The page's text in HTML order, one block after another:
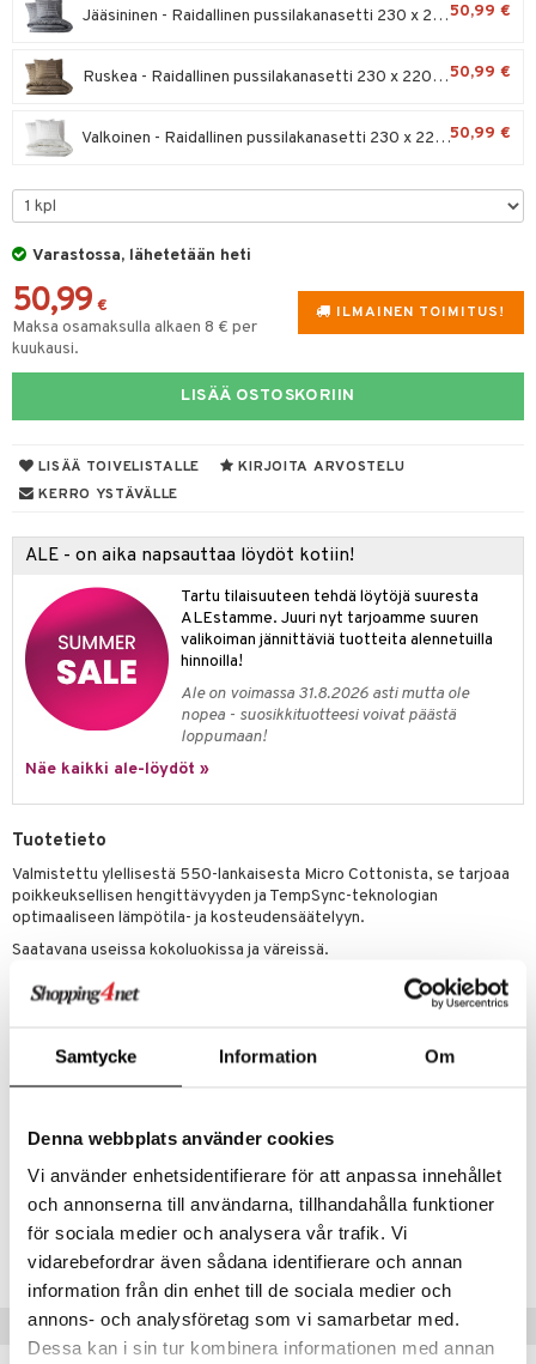
Samtycke Information Om
Denna webbplats använder cookies
Vi använder enhetsidentifierare för att anpassa innehållet
och annonserna till användarna, tillhandahålla funktioner
för sociala medier och analysera vår trafik. Vi
vidarebefordrar även sådana identifierare och annan
information från din enhet till de sociala medier och
annons- och analysföretag som vi samarbetar med.
Dessa kan i sin tur kombinera informationen med annan
Jääsininen - Raidallinen pussilakanasetti 230 x 220 cm 50,99 €
Ruskea - Raidallinen pussilakanasetti 230 x 220 cm 50,99 €
Valkoinen - Raidallinen pussilakanasetti 230 x 220 cm 50,99 €
Varastossa, lähetetään heti
ILMAINEN TOIMITUS!
50,99 €
Maksa osamaksulla alkaen 8 € per
kuukausi.
LISÄÄ OSTOSKORIIN
LISÄÄ TOIVELISTALLE
KIRJOITA ARVOSTELU
KERRO YSTÄVÄLLE
ALE - on aika napsauttaa löydöt kotiin!
Tartu tilaisuuteen tehdä löytöjä suuresta
ALEstamme. Juuri nyt tarjoamme suuren
valikoiman jännittäviä tuotteita alennetuilla
hinnoilla!
Ale on voimassa 31.8.2026 asti mutta ole
nopea - suosikkituotteesi voivat päästä
loppumaan!
Näe kaikki ale-löydöt »
Tuotetieto
Valmistettu ylellisestä 550-lankaisesta Micro Cottonista, se tarjoaa
poikkeuksellisen hengittävyyden ja TempSync-teknologian
optimaaliseen lämpötila- ja kosteudensäätelyyn.
Saatavana useissa kokoluokissa ja väreissä.
Materiaali: 100% Micro Cotton, kudonta 550 lankaa/10
lämpötila-/kosteudensäätelyyn.
Pussilakanasetti koossa 230x220 sisältää yhden pussilakanan
vakiokokoiselle peitolle ja kaksi tyynyliinaa.
Tuotenumero
IHA39-1-B5
Vinkkejä sinulle
& Vihannesveitset
& Korit
tekstiilit
& Tyynyliinat
& Peitot